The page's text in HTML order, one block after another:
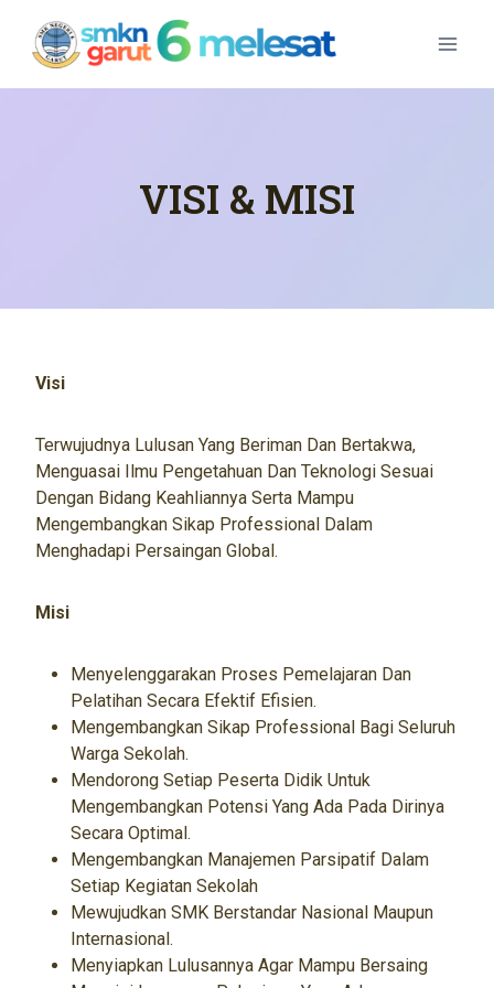
Content
VISI & MISI
Visi
Terwujudnya Lulusan Yang Beriman Dan Bertakwa,
Menguasai Ilmu Pengetahuan Dan Teknologi Sesuai
Dengan Bidang Keahliannya Serta Mampu
Mengembangkan Sikap Professional Dalam
Menghadapi Persaingan Global.
Misi
Menyelenggarakan Proses Pemelajaran Dan
Pelatihan Secara Efektif Efisien.
Mengembangkan Sikap Professional Bagi Seluruh
Warga Sekolah.
Mendorong Setiap Peserta Didik Untuk
Mengembangkan Potensi Yang Ada Pada Dirinya
Secara Optimal.
Mengembangkan Manajemen Parsipatif Dalam
Setiap Kegiatan Sekolah
Mewujudkan SMK Berstandar Nasional Maupun
Internasional.
Menyiapkan Lulusannya Agar Mampu Bersaing